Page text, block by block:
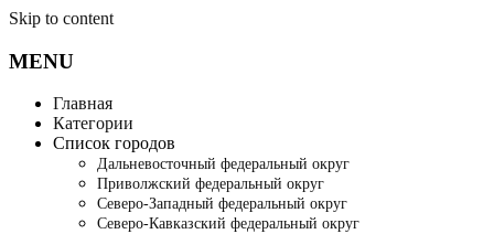
Skip to content
MENU
Главная
Категории
Список городов
Дальневосточный федеральный округ
Приволжский федеральный округ
Северо-Западный федеральный округ
Северо-Кавказский федеральный округ